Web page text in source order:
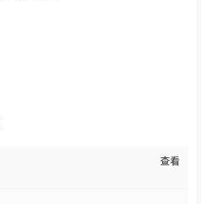
查看